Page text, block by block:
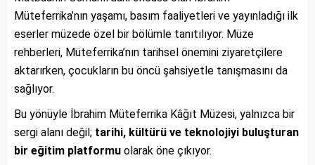
Müteferrika’nın yaşamı, basım faaliyetleri ve yayınladığı ilk
eserler müzede özel bir bölümle tanıtılıyor. Müze
rehberleri, Müteferrika’nın tarihsel önemini ziyaretçilere
aktarırken, çocukların bu öncü şahsiyetle tanışmasını da
sağlıyor.
Bu yönüyle İbrahim Müteferrika Kâğıt Müzesi, yalnızca bir
sergi alanı değil; tarihi, kültürü ve teknolojiyi buluşturan
bir eğitim platformu olarak öne çıkıyor.